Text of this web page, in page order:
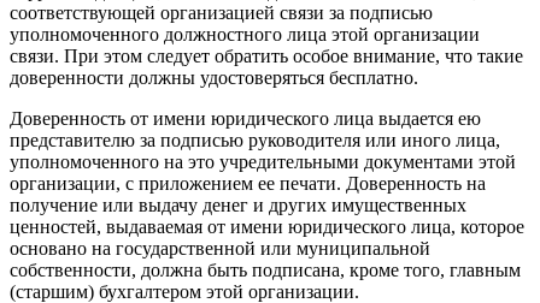
соответствующей организацией связи за подписью
уполномоченного должностного лица этой организации
связи. При этом следует обратить особое внимание, что такие
доверенности должны удостоверяться бесплатно.
Доверенность от имени юридического лица выдается ею
представителю за подписью руководителя или иного лица,
уполномоченного на это учредительными документами этой
организации, с приложением ее печати. Доверенность на
получение или выдачу денег и других имущественных
ценностей, выдаваемая от имени юридического лица, которое
основано на государственной или муниципальной
собственности, должна быть подписана, кроме того, главным
(старшим) бухгалтером этой организации.